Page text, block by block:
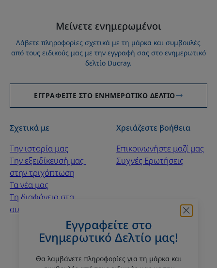
Εγγραφείτε στο
Ενημερωτικό Δελτίο μας!
Θα λαμβάνετε πληροφορίες για τη μάρκα και
Μείνετε ενημερωμένοι
Λάβετε πληροφορίες σχετικά με τη μάρκα και συμβουλές
από τους ειδικούς μας με την εγγραφή σας στο ενημερωτικό
δελτίο Ducray.
ΕΓΓΡΑΦΕΊΤΕ ΣΤΟ ΕΝΗΜΕΡΩΤΙΚΌ ΔΕΛΤΊΟ
Σχετικά με
Την ιστορία μας
Την εξειδίκευσή μας ​
στην τριχόπτωση
Τα νέα μας
Τη διαφάνεια στα
συστατικά μας
Χρειάζεστε βοήθεια
Επικοινωνήστε μαζί μας
Συχνές Ερωτήσεις
Ακολουθήστε μας